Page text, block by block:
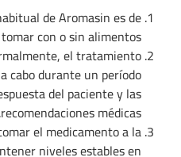
de Aromasin es de
con o sin alimentos.
el tratamiento
cabo durante un período
del paciente y las
recomendaciones médicas.
el medicamento a la
niveles estables en